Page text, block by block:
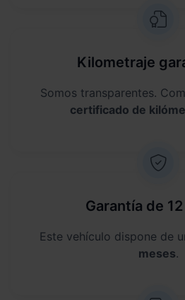
Kilometraje
Somos transparentes.
certificado de
Garantía de
Este vehículo dispone de
meses.